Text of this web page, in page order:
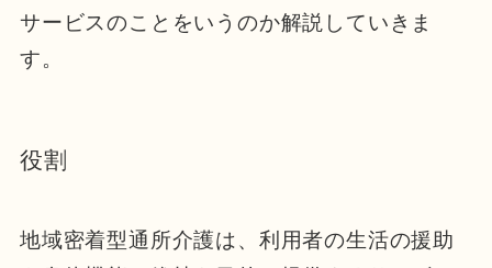
サービスのことをいうのか解説していきま
す。
役割
地域密着型通所介護は、利用者の生活の援助